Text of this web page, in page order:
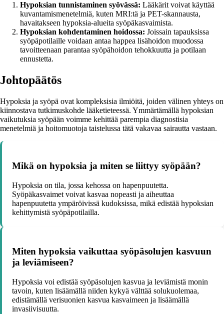
Hypoksian tunnistaminen syövässä: Lääkärit voivat käyttää
kuvantamismenetelmiä, kuten MRI:tä ja PET-skannausta,
havaitakseen hypoksia-alueita syöpäkasvaimista.
Hypoksian kohdentaminen hoidossa: Joissain tapauksissa
syöpäpotilaille voidaan antaa happea lisähoidon muodossa
tavoitteenaan parantaa syöpähoidon tehokkuutta ja potilaan
ennustetta.
Johtopäätös
Hypoksia ja syöpä ovat kompleksisia ilmiöitä, joiden välinen yhteys on
kiinnostava tutkimuskohde lääketieteessä. Ymmärtämällä hypoksian
vaikutuksia syöpään voimme kehittää parempia diagnostisia
menetelmiä ja hoitomuotoja taistelussa tätä vakavaa sairautta vastaan.
Mikä on hypoksia ja miten se liittyy syöpään?
Hypoksia on tila, jossa kehossa on hapenpuutetta.
Syöpäkasvaimet voivat kasvaa nopeasti ja aiheuttaa
hapenpuutetta ympäröivissä kudoksissa, mikä edistää hypoksian
kehittymistä syöpäpotilailla.
Miten hypoksia vaikuttaa syöpäsolujen kasvuun
ja leviämiseen?
Hypoksia voi edistää syöpäsolujen kasvua ja leviämistä monin
tavoin, kuten lisäämällä niiden kykyä välttää solukuolemaa,
edistämällä verisuonien kasvua kasvaimeen ja lisäämällä
invasiivisuutta.